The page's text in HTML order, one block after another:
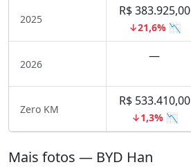
2025
R$ 383.925,00
↓21,6% 📉
2026
—
Zero KM
R$ 533.410,00
↓1,3% 📉
Mais fotos — BYD Han